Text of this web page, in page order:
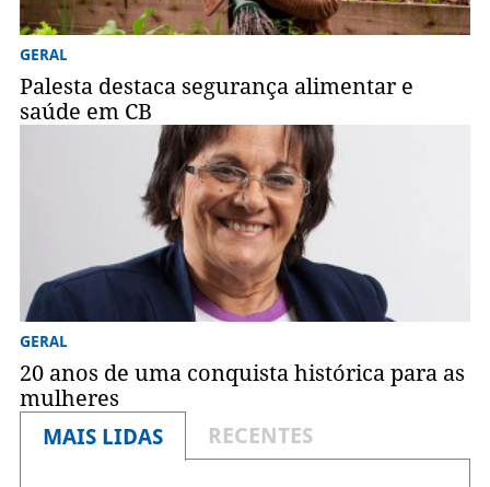
GERAL
Palesta destaca segurança alimentar e
saúde em CB
GERAL
20 anos de uma conquista histórica para as
mulheres
MAIS LIDAS
RECENTES